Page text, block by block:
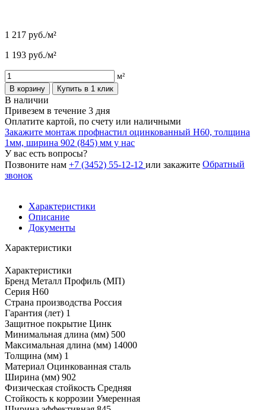
1 217 руб./м²
1 193 руб./м²
м²
В корзину
Купить в 1 клик
В наличии
Привезем в течение 3 дня
Оплатите картой, по счету или наличными
Закажите монтаж профнастил оцинкованный Н60, толщина
1мм, ширина 902 (845) мм у нас
У вас есть вопросы?
Позвоните нам +7 (3452) 55-12-12 или закажите Обратный
звонок
Характеристики
Описание
Документы
Характеристики
Характеристики
Бренд Металл Профиль (МП)
Серия Н60
Страна производства Россия
Гарантия (лет) 1
Защитное покрытие Цинк
Минимальная длина (мм) 500
Максимальная длина (мм) 14000
Толщина (мм) 1
Материал Оцинкованная сталь
Ширина (мм) 902
Физическая стойкость Средняя
Стойкость к коррозии Умеренная